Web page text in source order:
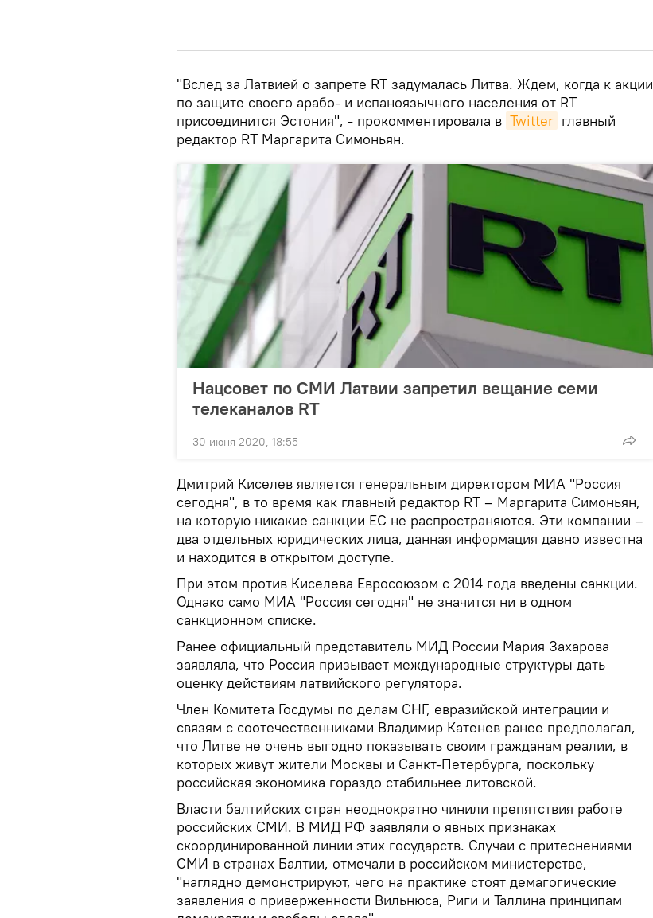
"Вслед за Латвией о запрете RT задумалась Литва. Ждем, когда к акции
по защите своего арабо- и испаноязычного населения от RT
присоединится Эстония", - прокомментировала в Twitter главный
редактор RT Маргарита Симоньян.
Нацсовет по СМИ Латвии запретил вещание семи
телеканалов RT
30 июня 2020, 18:55
Дмитрий Киселев является генеральным директором МИА "Россия
сегодня", в то время как главный редактор RT – Маргарита Симоньян,
на которую никакие санкции ЕС не распространяются. Эти компании –
два отдельных юридических лица, данная информация давно известна
и находится в открытом доступе.
При этом против Киселева Евросоюзом с 2014 года введены санкции.
Однако само МИА "Россия сегодня" не значится ни в одном
санкционном списке.
Ранее официальный представитель МИД России Мария Захарова
заявляла, что Россия призывает международные структуры дать
оценку действиям латвийского регулятора.
Член Комитета Госдумы по делам СНГ, евразийской интеграции и
связям с соотечественниками Владимир Катенев ранее предполагал,
что Литве не очень выгодно показывать своим гражданам реалии, в
которых живут жители Москвы и Санкт-Петербурга, поскольку
российская экономика гораздо стабильнее литовской.
Власти балтийских стран неоднократно чинили препятствия работе
российских СМИ. В МИД РФ заявляли о явных признаках
скоординированной линии этих государств. Случаи с притеснениями
СМИ в странах Балтии, отмечали в российском министерстве,
"наглядно демонстрируют, чего на практике стоят демагогические
заявления о приверженности Вильнюса, Риги и Таллина принципам